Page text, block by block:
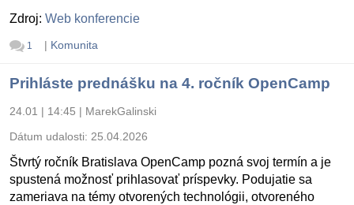
Zdroj: Web konferencie
1 | Komunita
Prihláste prednášku na 4. ročník OpenCamp
24.01 | 14:45 | MarekGalinski
Dátum udalosti: 25.04.2026
Štvrtý ročník Bratislava OpenCamp pozná svoj termín a je
spustená možnosť prihlasovať príspevky. Podujatie sa
zameriava na témy otvorených technológii, otvoreného